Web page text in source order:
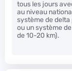
tous les jours
au niveau
système de delta
ou un système
de 10-20 km).